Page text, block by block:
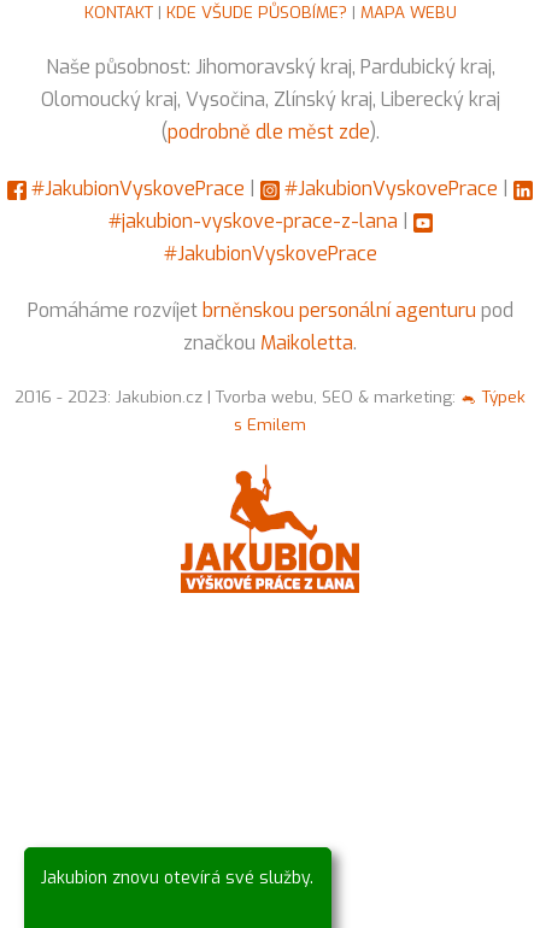
KONTAKT| KDE VŠUDE PŮSOBÍME? | MAPA WEBU
Naše působnost: Jihomoravský kraj, Pardubický kraj,
Olomoucký kraj, Vysočina, Zlínský kraj, Liberecký kraj
(podrobně dle měst zde).
#JakubionVyskovePrace #JakubionVyskovePrace
#jakubion-vyskove-prace-z-lana
#JakubionVyskovePrace
Pomáháme rozvíjet brněnskou personální agenturu pod
značkou Maikoletta.
2016 - 2023: Jakubion.cz | Tvorba webu, SEO & marketing: 🐁 Týpek
s Emilem
Jakubion znovu otevírá své služby.